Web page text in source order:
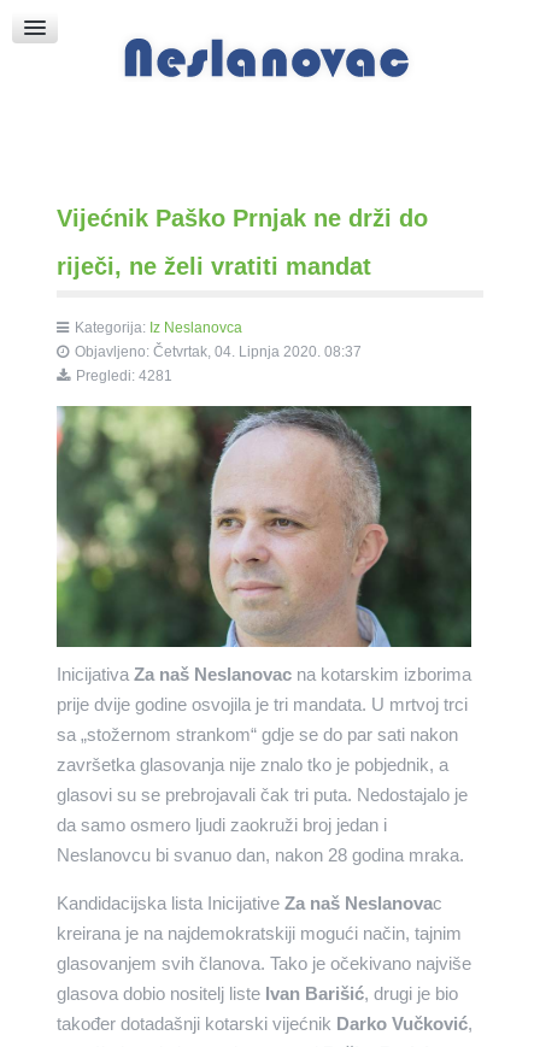
Crkva sv. Marka
Put k Bogu
Vijećnik Paško Prnjak ne drži do
riječi, ne želi vratiti mandat
Kategorija: Iz Neslanovca
Objavljeno: Četvrtak, 04. Lipnja 2020. 08:37
Pregledi: 4281
Inicijativa Za naš Neslanovacna kotarskim izborima
prije dvije godine osvojila je tri mandata. U mrtvoj trci
sa „stožernom strankom“ gdje se do par sati nakon
završetka glasovanja nije znalo tko je pobjednik, a
glasovi su se prebrojavali čak tri puta. Nedostajalo je
da samo osmero ljudi zaokruži broj jedan i
Neslanovcu bi svanuo dan, nakon 28 godina mraka.
Kandidacijska lista Inicijative Za naš Neslanovac
kreirana je na najdemokratskiji mogući način, tajnim
glasovanjem svih članova. Tako je očekivano najviše
glasova dobio nositelj liste Ivan Barišić, drugi je bio
također dotadašnji kotarski vijećnik Darko Vučković,